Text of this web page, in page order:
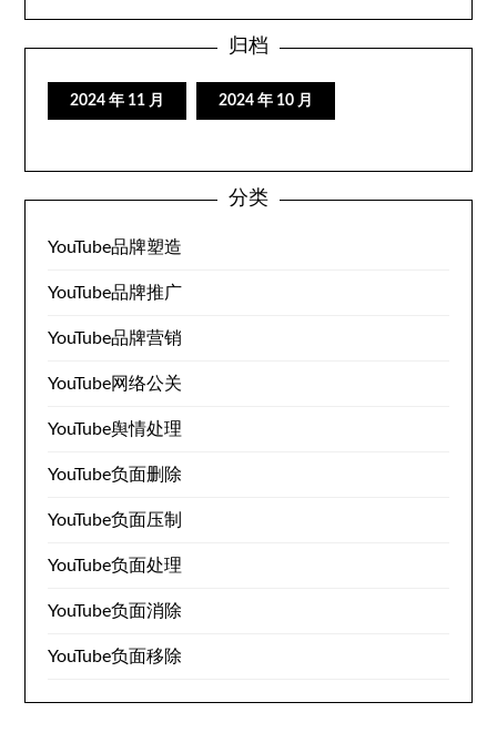
归档
2024 年 11 月 2024 年 10 月
分类
YouTube品牌塑造
YouTube品牌推广
YouTube品牌营销
YouTube网络公关
YouTube舆情处理
YouTube负面删除
YouTube负面压制
YouTube负面处理
YouTube负面消除
YouTube负面移除